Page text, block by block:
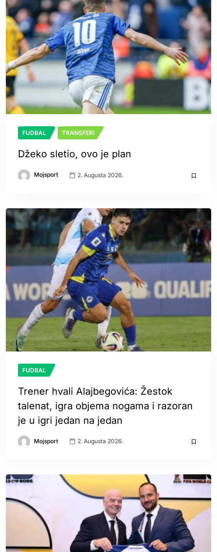
FUDBAL TRANSFERI
Džeko sletio, ovo je plan
Mojsport 2. Augusta 2026.
FUDBAL
Trener hvali Alajbegovića: Žestok
talenat, igra objema nogama i razoran
je u igri jedan na jedan
Mojsport 2. Augusta 2026.